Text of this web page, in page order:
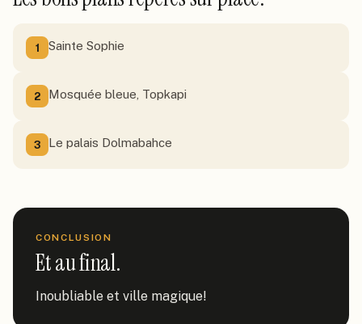
1 Sainte Sophie
2 Mosquée bleue, Topkapi
3 Le palais Dolmabahce
CONCLUSION
Et au final.
Inoubliable et ville magique!